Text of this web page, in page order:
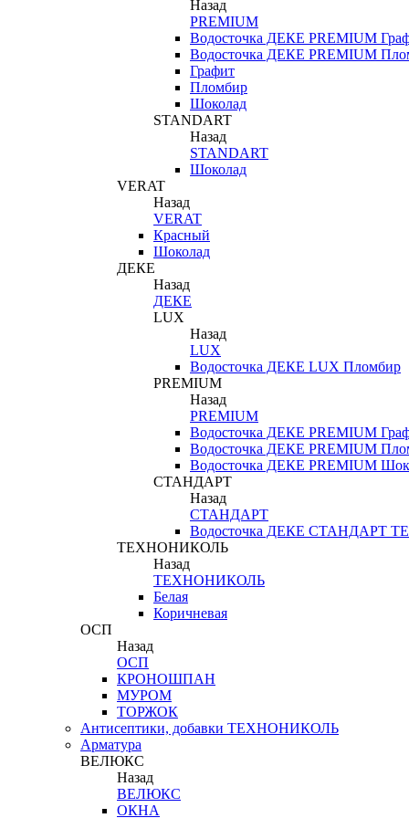
Назад
PREMIUM
Водосточка ДЕКЕ PREMIUM
Водосточка ДЕКЕ PREMIUM
Графит
Пломбир
Шоколад
STANDART
Назад
STANDART
Шоколад
VERAT
Назад
VERAT
Красный
Шоколад
ДЕКЕ
Назад
ДЕКЕ
LUX
Назад
LUX
Водосточка ДЕКЕ LUX Пломбир
PREMIUM
Назад
PREMIUM
Водосточка ДЕКЕ PREMIUM
Водосточка ДЕКЕ PREMIUM
Водосточка ДЕКЕ PREMIUM
СТАНДАРТ
Назад
СТАНДАРТ
Водосточка ДЕКЕ СТАНДАРТ
ТЕХНОНИКОЛЬ
Назад
ТЕХНОНИКОЛЬ
Белая
Коричневая
ОСП
Назад
ОСП
КРОНОШПАН
МУРОМ
ТОРЖОК
Антисептики, добавки ТЕХНОНИКОЛЬ
Арматура
ВЕЛЮКС
Назад
ВЕЛЮКС
ОКНА